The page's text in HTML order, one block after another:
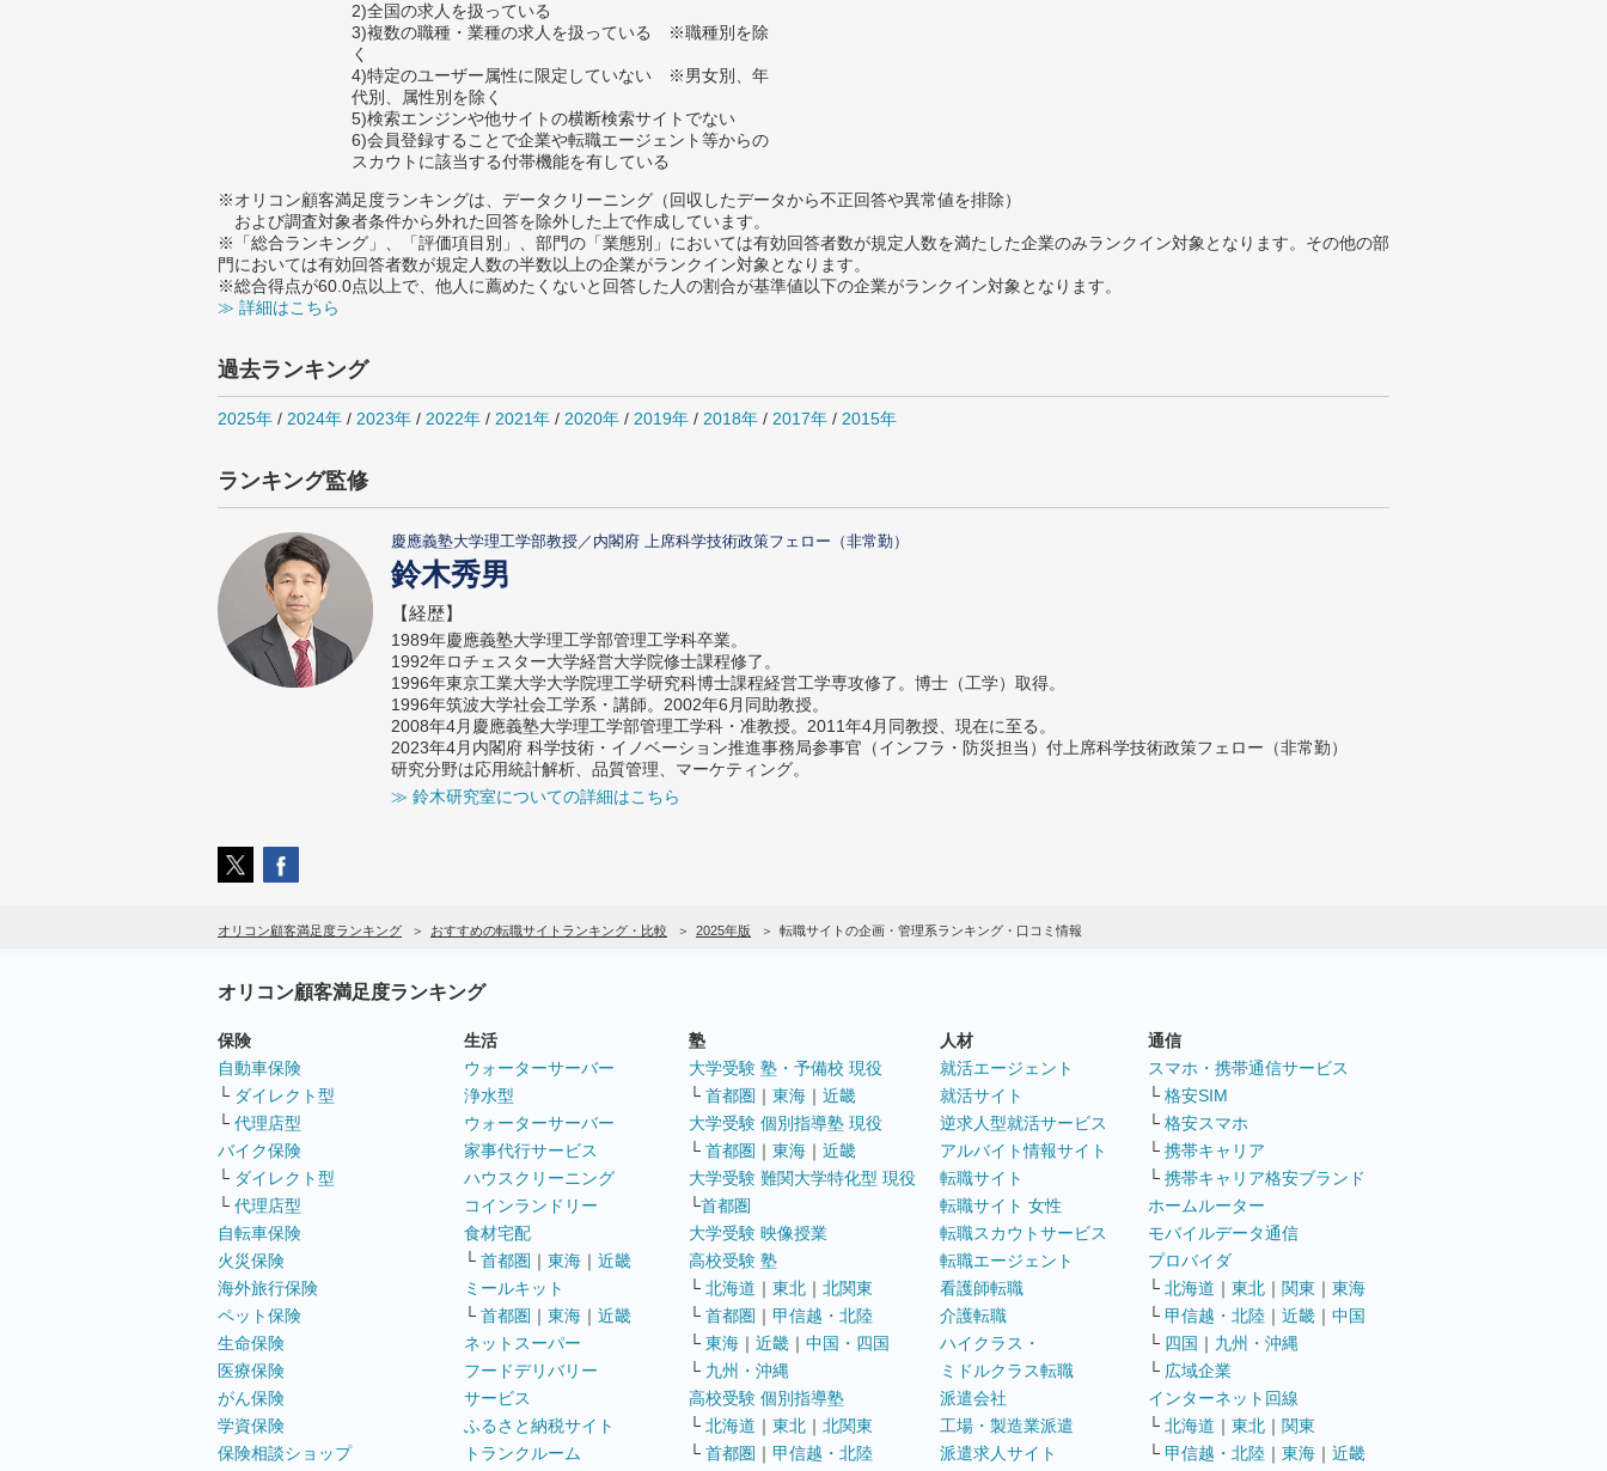
2)全国の求人を扱っている
3)複数の職種・業種の求人を扱っている ※職種別を除
く
4)特定のユーザー属性に限定していない ※男女別、年
代別、属性別を除く
5)検索エンジンや他サイトの横断検索サイトでない
6)会員登録することで企業や転職エージェント等からの
スカウトに該当する付帯機能を有している
※オリコン顧客満足度ランキングは、データクリーニング（回収したデータから不正回答や異常値を排除）
および調査対象者条件から外れた回答を除外した上で作成しています。
※「総合ランキング」、「評価項目別」、部門の「業態別」においては有効回答者数が規定人数を満たした企業のみランクイン対象となります。その他の部
門においては有効回答者数が規定人数の半数以上の企業がランクイン対象となります。
※総合得点が60.0点以上で、他人に薦めたくないと回答した人の割合が基準値以下の企業がランクイン対象となります。
≫ 詳細はこちら
過去ランキング
2025年 / 2024年 / 2023年 / 2022年 / 2021年 / 2020年 / 2019年 / 2018年 / 2017年 / 2015年
ランキング監修
慶應義塾大学理工学部教授／内閣府 上席科学技術政策フェロー（非常勤）
鈴木秀男
【経歴】
1989年慶應義塾大学理工学部管理工学科卒業。
1992年ロチェスター大学経営大学院修士課程修了。
1996年東京工業大学大学院理工学研究科博士課程経営工学専攻修了。博士（工学）取得。
1996年筑波大学社会工学系・講師。2002年6月同助教授。
2008年4月慶應義塾大学理工学部管理工学科・准教授。2011年4月同教授、現在に至る。
2023年4月内閣府 科学技術・イノベーション推進事務局参事官（インフラ・防災担当）付上席科学技術政策フェロー（非常勤）
研究分野は応用統計解析、品質管理、マーケティング。
≫ 鈴木研究室についての詳細はこちら
オリコン顧客満足度ランキング おすすめの転職サイトランキング・比較 2025年版 転職サイトの企画・管理系ランキング・口コミ情報
オリコン顧客満足度ランキング
保険
自動車保険
└ ダイレクト型
└ 代理店型
バイク保険
└ ダイレクト型
└ 代理店型
自転車保険
火災保険
海外旅行保険
ペット保険
生命保険
医療保険
がん保険
学資保険
保険相談ショップ
生活
ウォーターサーバー
浄水型
ウォーターサーバー
家事代行サービス
ハウスクリーニング
コインランドリー
食材宅配
└ 首都圏 ｜ 東海 ｜ 近畿
ミールキット
└ 首都圏 ｜ 東海 ｜ 近畿
ネットスーパー
フードデリバリー
サービス
ふるさと納税サイト
トランクルーム
塾
大学受験 塾・予備校 現役
└ 首都圏 ｜ 東海 ｜ 近畿
大学受験 個別指導塾 現役
└ 首都圏 ｜ 東海 ｜ 近畿
大学受験 難関大学特化型 現役
└首都圏
大学受験 映像授業
高校受験 塾
└ 北海道 ｜ 東北 ｜ 北関東
└ 首都圏 ｜ 甲信越・北陸
└ 東海 ｜ 近畿 ｜ 中国・四国
└ 九州・沖縄
高校受験 個別指導塾
└ 北海道 ｜ 東北 ｜ 北関東
└ 首都圏 ｜ 甲信越・北陸
人材
就活エージェント
就活サイト
逆求人型就活サービス
アルバイト情報サイト
転職サイト
転職サイト 女性
転職スカウトサービス
転職エージェント
看護師転職
介護転職
ハイクラス・
ミドルクラス転職
派遣会社
工場・製造業派遣
派遣求人サイト
通信
スマホ・携帯通信サービス
└ 格安SIM
└ 格安スマホ
└ 携帯キャリア
└ 携帯キャリア格安ブランド
ホームルーター
モバイルデータ通信
プロバイダ
└ 北海道 ｜ 東北 ｜ 関東 ｜ 東海
└ 甲信越・北陸 ｜ 近畿 ｜ 中国
└ 四国 ｜ 九州・沖縄
└ 広域企業
インターネット回線
└ 北海道 ｜ 東北 ｜ 関東
└ 甲信越・北陸 ｜ 東海 ｜ 近畿